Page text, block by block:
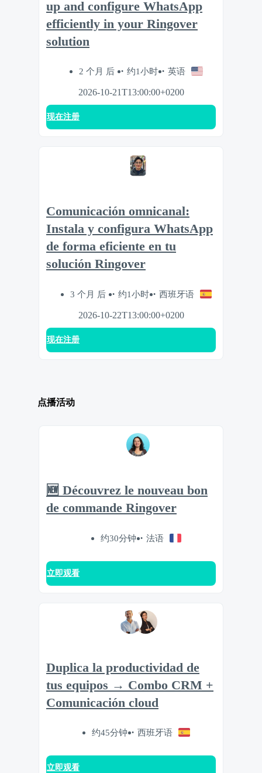
up and configure WhatsApp
efficiently in your Ringover
solution
2 个月 后 约1小时 英语
2026-10-21T13:00:00+0200
现在注册
Comunicación omnicanal:
Instala y configura WhatsApp
de forma eficiente en tu
solución Ringover
3 个月 后 约1小时 西班牙语
2026-10-22T13:00:00+0200
现在注册
点播活动
🆕 Découvrez le nouveau bon
de commande Ringover
约30分钟 法语
立即观看
Duplica la productividad de
tus equipos → Combo CRM +
Comunicación cloud
约45分钟 西班牙语
立即观看